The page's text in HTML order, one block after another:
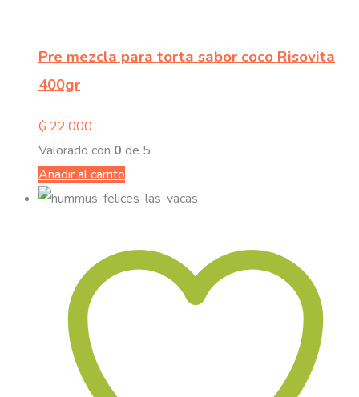
Pre mezcla para torta sabor coco Risovita
400gr
₲ 22.000
Valorado con 0 de 5
Añadir al carrito